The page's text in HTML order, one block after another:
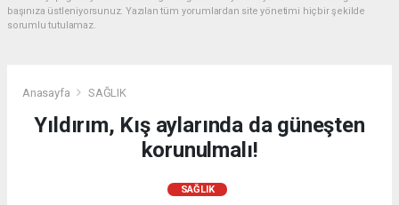
başınıza üstleniyorsunuz. Yazılan tüm yorumlardan site yönetimi hiçbir şekilde
sorumlu tutulamaz.
Anasayfa SAĞLIK
Yıldırım, Kış aylarında da güneşten
korunulmalı!
SAĞLIK